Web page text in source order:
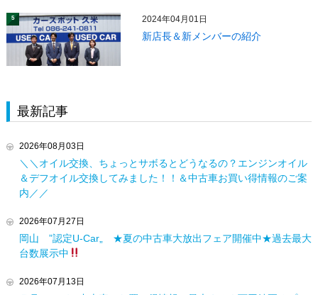
5 2024年04月01日
新店長＆新メンバーの紹介
最新記事
2026年08月03日
＼＼オイル交換、ちょっとサボるとどうなるの？エンジンオイル
＆デフオイル交換してみました！！＆中古車お買い得情報のご案
内／／
2026年07月27日
岡山 ”認定U-Car„ ★夏の中古車大放出フェア開催中★過去最大
台数展示中
2026年07月13日